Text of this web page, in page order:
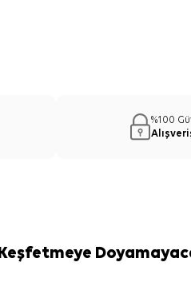
%100
Keşfetmeye